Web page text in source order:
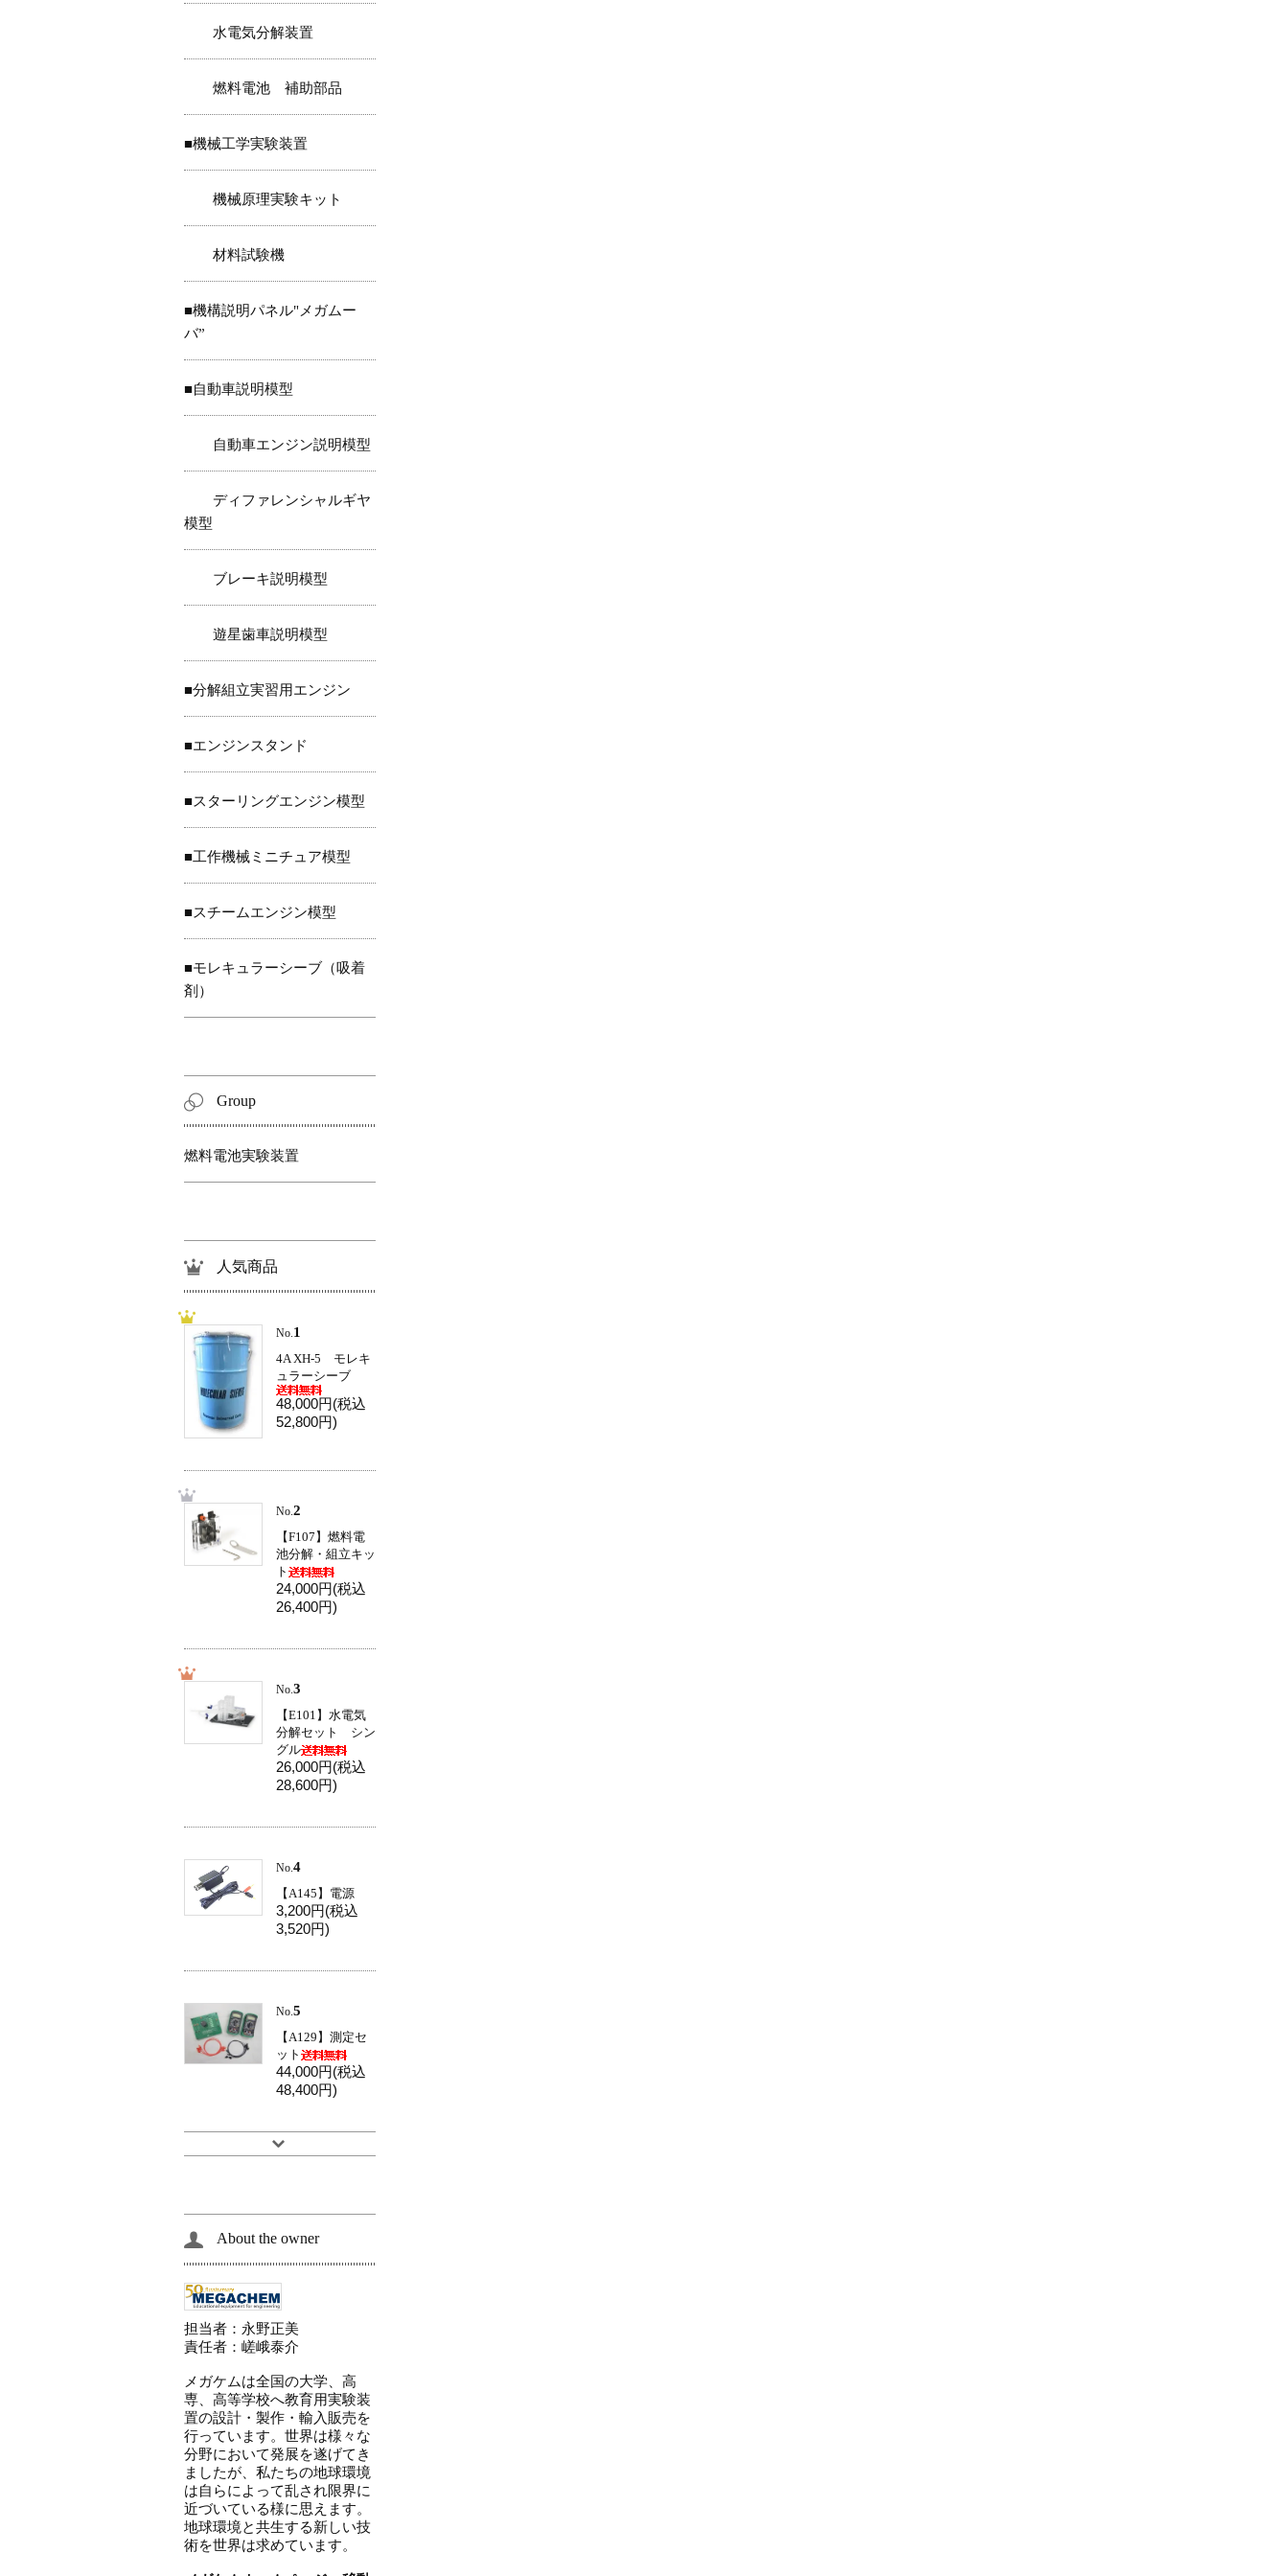
水電気分解装置
燃料電池 補助部品
■機械工学実験装置
機械原理実験キット
材料試験機
■機構説明パネル"メガムー
バ”
■自動車説明模型
自動車エンジン説明模型
ディファレンシャルギヤ
模型
ブレーキ説明模型
遊星歯車説明模型
■分解組立実習用エンジン
■エンジンスタンド
■スターリングエンジン模型
■工作機械ミニチュア模型
■スチームエンジン模型
■モレキュラーシーブ（吸着
剤）
Group
燃料電池実験装置
人気商品
No.1
4A XH-5 モレキ
ュラーシーブ
48,000円(税込
52,800円)
No. 2
【F107】燃料電
池分解・組立キッ
ト
24,000円(税込
26,400円)
No. 3
【E101】水電気
分解セット シン
グル
26,000円(税込
28,600円)
No. 4
【A145】電源
3,200円(税込
3,520円)
No. 5
【A129】測定セ
ット
44,000円(税込
48,400円)
About the owner
担当者：永野正美
責任者：嵯峨泰介
メガケムは全国の大学、高
専、高等学校へ教育用実験装
置の設計・製作・輸入販売を
行っています。世界は様々な
分野において発展を遂げてき
ましたが、私たちの地球環境
は自らによって乱され限界に
近づいている様に思えます。
地球環境と共生する新しい技
術を世界は求めています。